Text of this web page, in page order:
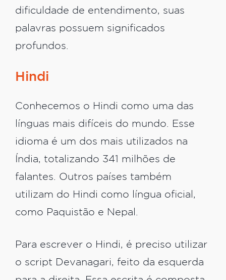
dificuldade de entendimento, suas
palavras possuem significados
profundos.
Hindi
Conhecemos o Hindi como uma das
línguas mais difíceis do mundo. Esse
idioma é um dos mais utilizados na
Índia, totalizando 341 milhões de
falantes. Outros países também
utilizam do Hindi como língua oficial,
como Paquistão e Nepal.
Para escrever o Hindi, é preciso utilizar
o script Devanagari, feito da esquerda